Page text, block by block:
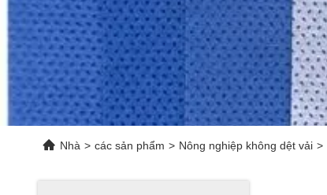
Nhà > các sản phẩm > Nông nghiệp không dệt vải >